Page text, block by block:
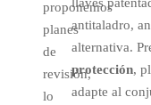
proponemos
planes
de
revisión,
lo
antitaladro,
alternativa.
protección,
adapte al